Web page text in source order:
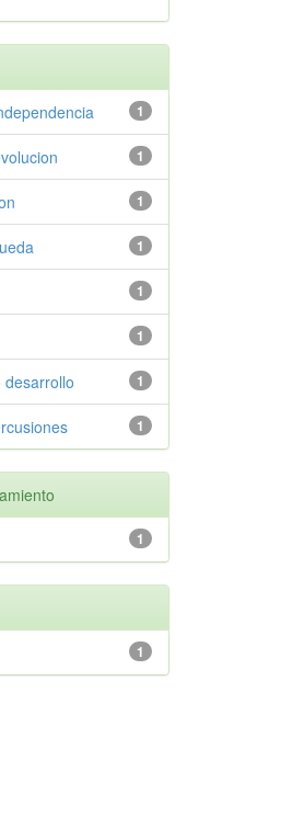
1
1
1
1
1
1
1
desarrollo
1
1
1